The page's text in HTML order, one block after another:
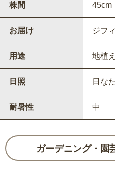
株間 45cm
お届け ジフ
用途 地植え
日照 日なた
耐暑性 中
ガーデニング・園